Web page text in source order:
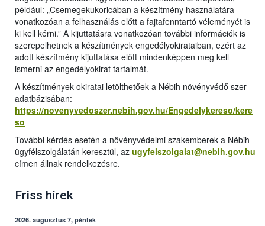
például: „Csemegekukoricában a készítmény használatára
vonatkozóan a felhasználás előtt a fajtafenntartó véleményét is
ki kell kérni.” A kijuttatásra vonatkozóan további információk is
szerepelhetnek a készítmények engedélyokirataiban, ezért az
adott készítmény kijuttatása előtt mindenképpen meg kell
ismerni az engedélyokirat tartalmát.
A készítmények okiratai letölthetőek a Nébih növényvédő szer
adatbázisában:
https://novenyvedoszer.nebih.gov.hu/Engedelykereso/kere
so
További kérdés esetén a növényvédelmi szakemberek a Nébih
ügyfélszolgálatán keresztül, az ugyfelszolgalat@nebih.gov.hu
címen állnak rendelkezésre.
Friss hírek
2026. augusztus 7, péntek